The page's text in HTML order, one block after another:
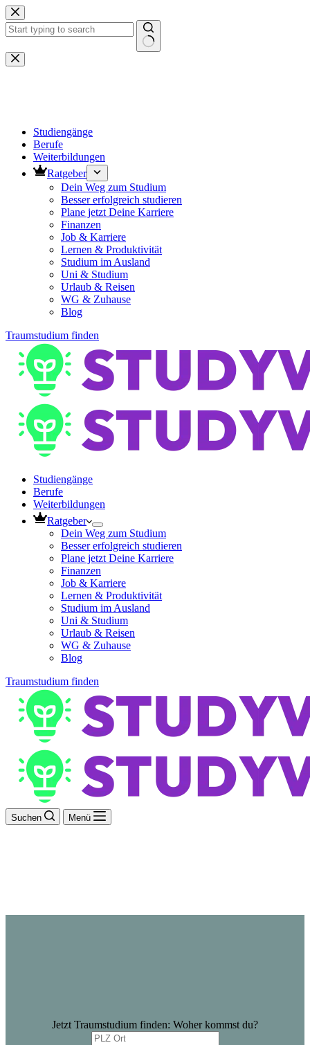
Zum
Inhalt
springen
Keine
Ergebnisse
Studiengänge
Berufe
Weiterbildungen
Ratgeber
Dein Weg zum Studium
Besser erfolgreich studieren
Plane jetzt Deine Karriere
Finanzen
Job & Karriere
Lernen & Produktivität
Studium im Ausland
Uni & Studium
Urlaub & Reisen
WG & Zuhause
Blog
Traumstudium finden
Studiengänge
Berufe
Weiterbildungen
Ratgeber
Dein Weg zum Studium
Besser erfolgreich studieren
Plane jetzt Deine Karriere
Finanzen
Job & Karriere
Lernen & Produktivität
Studium im Ausland
Uni & Studium
Urlaub & Reisen
WG & Zuhause
Blog
Traumstudium finden
Suchen Menü
Jetzt Traumstudium finden: Woher kommst du?